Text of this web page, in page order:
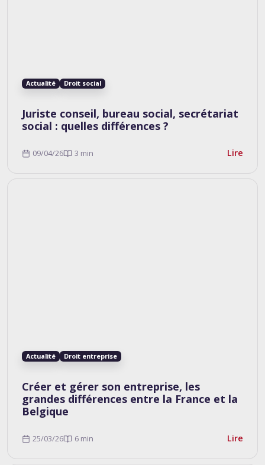
Actualité Droit social
Juriste conseil, bureau social, secrétariat
social : quelles différences ?
09/04/26 3 min Lire
Actualité Droit entreprise
Créer et gérer son entreprise, les
grandes différences entre la France et la
Belgique
25/03/26 6 min Lire